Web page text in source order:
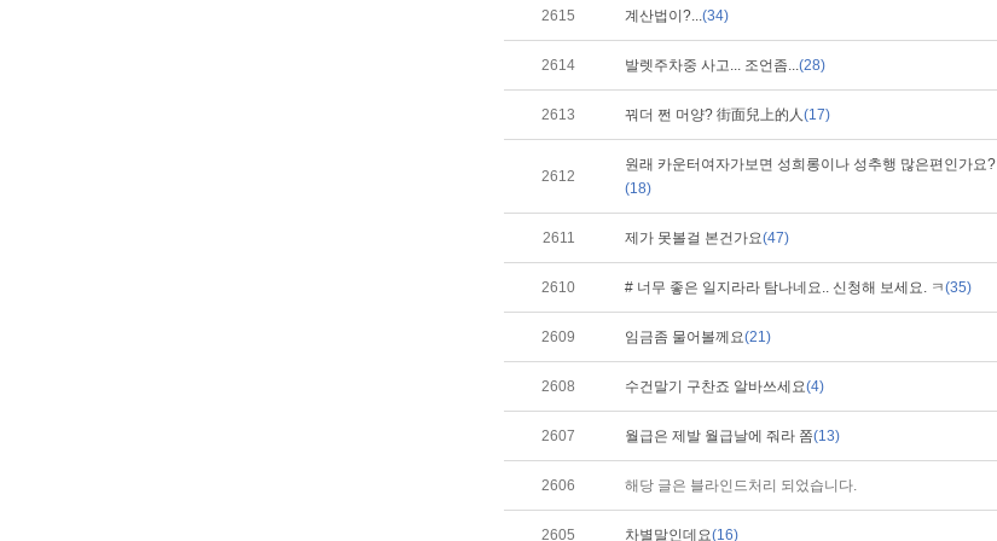
2615 계산법이?...(34)
2614 발렛주차중 사고... 조언좀...(28)
2613 꿔더 쩐 머양? 街面兒上的人(17)
2612
원래 카운터여자가보면 성희롱이나 성추행 많은편인가요?
(18)
2611 제가 못볼걸 본건가요(47)
2610 # 너무 좋은 일지라라 탐나네요.. 신청해 보세요. ㅋ(35)
2609 임금좀 물어볼께요(21)
2608 수건말기 구찬죠 알바쓰세요(4)
2607 월급은 제발 월급날에 줘라 쫌(13)
2606 해당 글은 블라인드처리 되었습니다.
2605 차별말인데요(16)